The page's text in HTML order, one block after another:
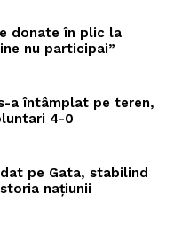
donate în plic la
nu participai”
a întâmplat pe teren,
4-0
pe Gata, stabilind
națiunii